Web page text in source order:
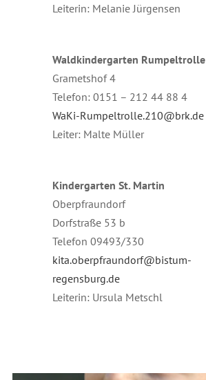
Leiterin: Melanie Jürgensen
Waldkindergarten Rumpeltrolle
Grametshof 4
Telefon: 0151 – 212 44 88 4
WaKi-Rumpeltrolle.210@brk.de
Leiter: Malte Müller
Kindergarten St. Martin
Oberpfraundorf
Dorfstraße 53 b
Telefon 09493/330
kita.oberpfraundorf@bistum-
regensburg.de
Leiterin: Ursula Metschl